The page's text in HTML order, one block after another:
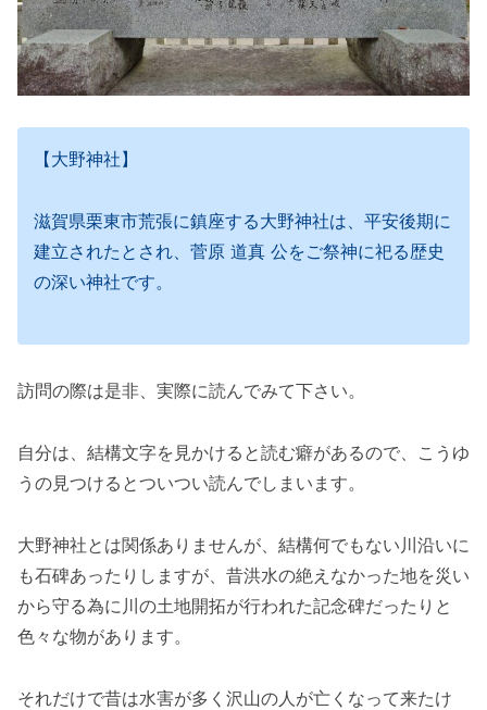
【大野神社】
滋賀県栗東市荒張に鎮座する大野神社は、平安後期に
建立されたとされ、菅原 道真 公をご祭神に祀る歴史
の深い神社です。
訪問の際は是非、実際に読んでみて下さい。
自分は、結構文字を見かけると読む癖があるので、こうゆ
うの見つけるとついつい読んでしまいます。
大野神社とは関係ありませんが、結構何でもない川沿いに
も石碑あったりしますが、昔洪水の絶えなかった地を災い
から守る為に川の土地開拓が行われた記念碑だったりと
色々な物があります。
それだけで昔は水害が多く沢山の人が亡くなって来たけ